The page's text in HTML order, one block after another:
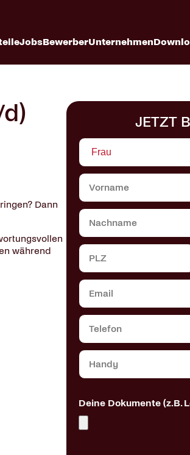
JobsBewerberUnternehmen
Dann
während
JETZT
Deine Dokumente (z.B.